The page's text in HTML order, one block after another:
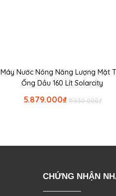
Máy Nước Nóng Năng Lượng Mặt
Ống Dầu 160 Lít Solarcity
₫
11.530.000
₫
5.879.000
CHỨNG NHẬN